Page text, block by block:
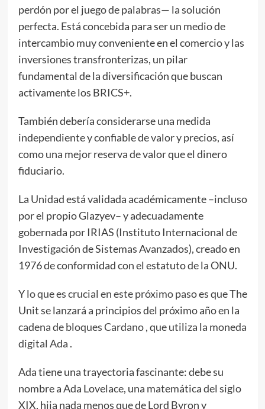
perdón por el juego de palabras— la solución
perfecta. Está concebida para ser un medio de
intercambio muy conveniente en el comercio y las
inversiones transfronterizas, un pilar
fundamental de la diversificación que buscan
activamente los BRICS+.
También debería considerarse una medida
independiente y confiable de valor y precios, así
como una mejor reserva de valor que el dinero
fiduciario.
La Unidad está validada académicamente –incluso
por el propio Glazyev– y adecuadamente
gobernada por IRIAS (Instituto Internacional de
Investigación de Sistemas Avanzados), creado en
1976 de conformidad con el estatuto de la ONU.
Ylo que es crucial en este próximo pasoes que The
Unit se lanzará a principios del próximo año en la
cadena de bloques Cardano, que utiliza la moneda
digital Ada .
Ada tiene una trayectoria fascinante: debe su
nombre a Ada Lovelace, una matemática del siglo
XIX, hija nada menos que de Lord Byron y